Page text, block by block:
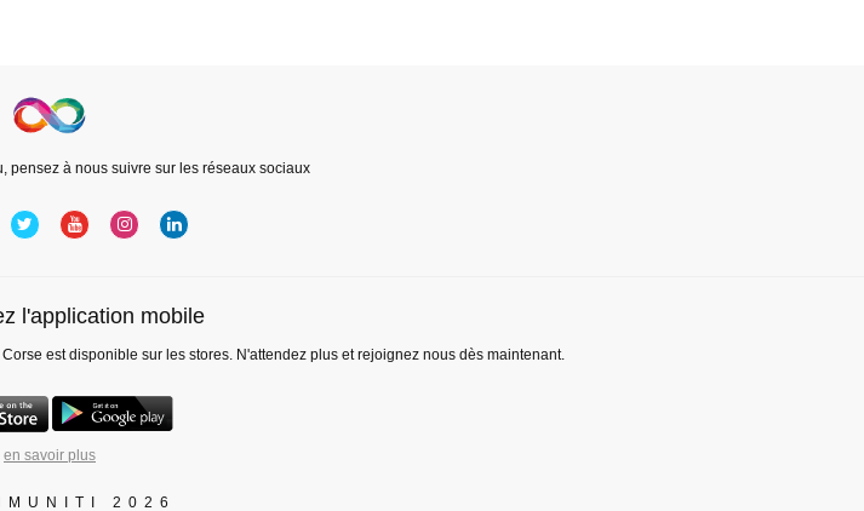
pensez à nous suivre sur les réseaux sociaux
l'application mobile
est disponible sur les stores. N'attendez plus et rejoignez nous dès maintenant.
en savoir plus
2026